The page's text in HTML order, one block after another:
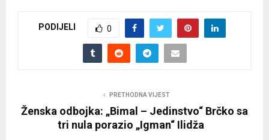
PODIJELI 0
PRETHODNA VIJEST
Ženska odbojka: „Bimal – Jedinstvo“ Brčko sa
tri nula porazio „Igman“ Ilidža